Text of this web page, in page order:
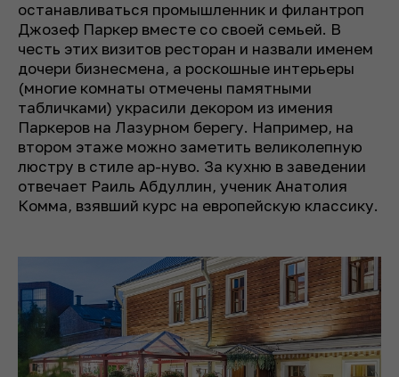
останавливаться промышленник и филантроп
Джозеф Паркер вместе со своей семьей. В
честь этих визитов ресторан и назвали именем
дочери бизнесмена, а роскошные интерьеры
(многие комнаты отмечены памятными
табличками) украсили декором из имения
Паркеров на Лазурном берегу. Например, на
втором этаже можно заметить великолепную
люстру в стиле ар-нуво. За кухню в заведении
отвечает Раиль Абдуллин, ученик Анатолия
Комма, взявший курс на европейскую классику.